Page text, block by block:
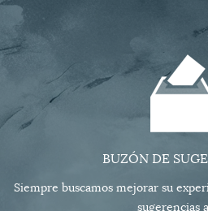
BUZÓN DE
Siempre buscamos mejorar su
sugerencias